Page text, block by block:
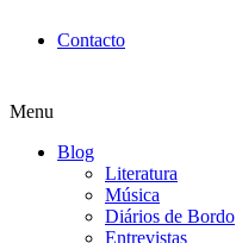
Contacto
Menu
Blog
Literatura
Música
Diários de Bordo
Entrevistas